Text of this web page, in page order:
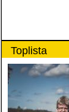
Toplista